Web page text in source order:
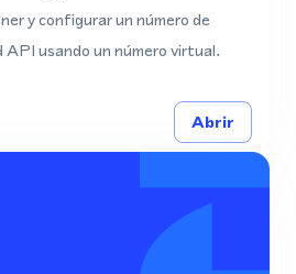
y configurar un número de
usando un número virtual.
Abrir